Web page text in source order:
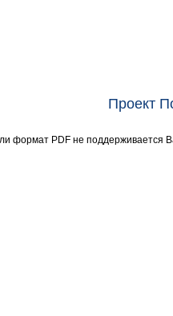
Проект
формат PDF не поддерживается